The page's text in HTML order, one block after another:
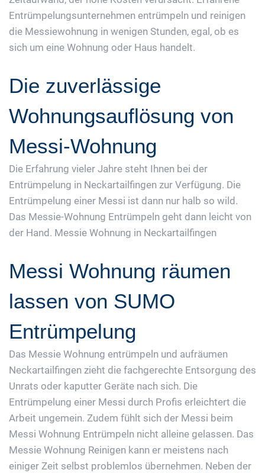
Entrümpelungsunternehmen entrümpeln und reinigen
die Messiewohnung in wenigen Stunden, egal, ob es
sich um eine Wohnung oder Haus handelt.
Die zuverlässige
Wohnungsauflösung von
Messi-Wohnung
Die Erfahrung vieler Jahre steht Ihnen bei der
Entrümpelung in Neckartailfingen zur Verfügung. Die
Entrümpelung einer Messi ist dann nur halb so wild.
Das Messie-Wohnung Entrümpeln geht dann leicht von
der Hand. Messie Wohnung in Neckartailfingen
Messi Wohnung räumen
lassen von SUMO
Entrümpelung
Das Messie Wohnung entrümpeln und aufräumen
Neckartailfingen zieht die fachgerechte Entsorgung des
Unrats oder kaputter Geräte nach sich. Die
Entrümpelung einer Messi durch Profis erleichtert die
Arbeit ungemein. Zudem fühlt sich der Messi beim
Messi Wohnung Entrümpeln nicht alleine gelassen. Das
Messie Wohnung Reinigen kann er meistens nach
einiger Zeit selbst problemlos übernehmen. Neben der